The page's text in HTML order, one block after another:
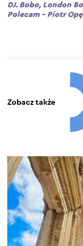
DJ. Bobo, London
Polecam – Piotr
Zobacz także